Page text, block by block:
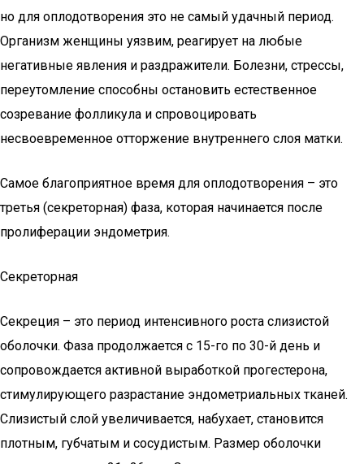
но для оплодотворения это не самый удачный период.
Организм женщины уязвим, реагирует на любые
негативные явления и раздражители. Болезни, стрессы,
переутомление способны остановить естественное
созревание фолликула и спровоцировать
несвоевременное отторжение внутреннего слоя матки.
Самое благоприятное время для оплодотворения – это
третья (секреторная) фаза, которая начинается после
пролиферации эндометрия.
Секреторная
Секреция – это период интенсивного роста слизистой
оболочки. Фаза продолжается с 15-го по 30-й день и
сопровождается активной выработкой прогестерона,
стимулирующего разрастание эндометриальных тканей.
Слизистый слой увеличивается, набухает, становится
плотным, губчатым и сосудистым. Размер оболочки